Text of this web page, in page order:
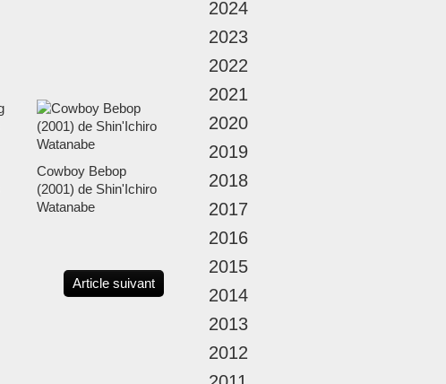
Cowboy Bebop
(2001) de Shin'Ichiro
Watanabe
Article suivant
2024
2023
2022
2021
2020
2019
2018
2017
2016
2015
2014
2013
2012